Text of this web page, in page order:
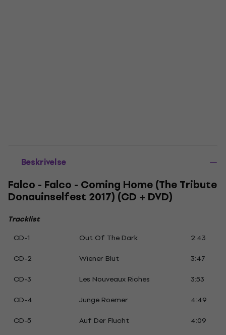
Beskrivelse
Falco - Falco - Coming Home (The Tribute
Donauinselfest 2017) (CD + DVD)
Tracklist
CD-1
Out Of The Dark
2:43
CD-2
Wiener Blut
3:47
CD-3
Les Nouveaux Riches
3:53
CD-4
Junge Roemer
4:49
CD-5
Auf Der Flucht
4:09